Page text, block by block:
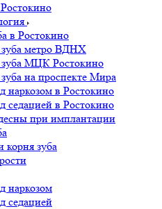
в Ростокино
зуба метро ВДНХ
зуба МЦК Ростокино
на проспекте Мира
наркозом в Ростокино
седацией в Ростокино
при имплантации
корня зуба
наркозом
седацией